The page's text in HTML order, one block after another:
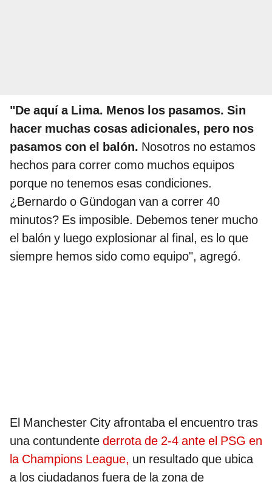
"De aquí a Lima. Menos los pasamos. Sin
hacer muchas cosas adicionales, pero nos
pasamos con el balón. Nosotros no estamos
hechos para correr como muchos equipos
porque no tenemos esas condiciones.
¿Bernardo o Gündogan van a correr 40
minutos? Es imposible. Debemos tener mucho
el balón y luego explosionar al final, es lo que
siempre hemos sido como equipo", agregó.
El Manchester City afrontaba el encuentro tras
una contundente derrota de 2-4 ante el PSG en
la Champions League, un resultado que ubica
a los ciudadanos fuera de la zona de